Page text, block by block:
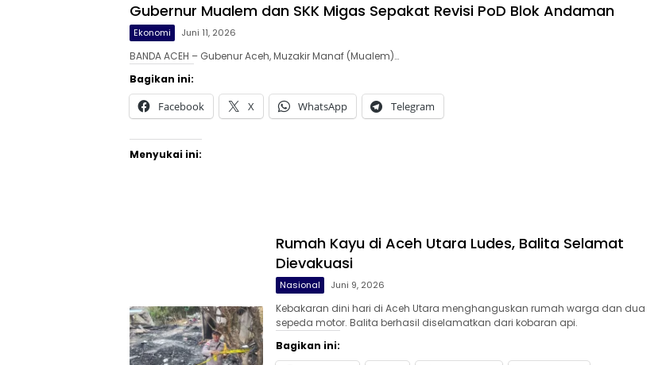
Gubernur Mualem dan SKK Migas Sepakat Revisi PoD Blok Andaman
Ekonomi Juni 11, 2026
BANDA ACEH – Gubenur Aceh, Muzakir Manaf (Mualem)…
Bagikan ini:
Facebook X WhatsApp Telegram
Menyukai ini:
Rumah Kayu di Aceh Utara Ludes, Balita Selamat
Dievakuasi
Nasional Juni 9, 2026
Kebakaran dini hari di Aceh Utara menghanguskan rumah warga dan dua
sepeda motor. Balita berhasil diselamatkan dari kobaran api.
Bagikan ini: